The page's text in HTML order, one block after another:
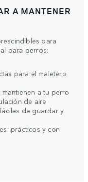
A MANTENER
para
para perros:
para el maletero
a tu perro
de aire
de guardar y
prácticos y con